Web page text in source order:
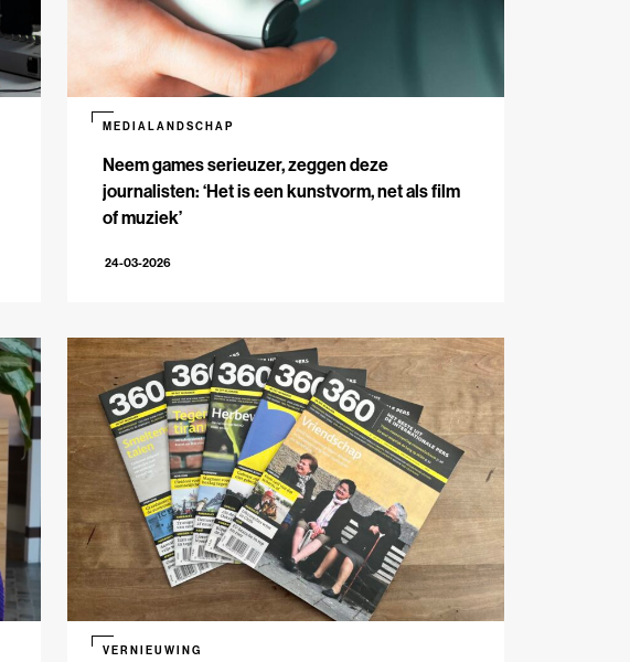
Neem games serieuzer, zeggen deze
journalisten: ‘Het is een kunstvorm, net als film
of muziek’
MEDIALANDSCHAP
24-03-2026
VERNIEUWING